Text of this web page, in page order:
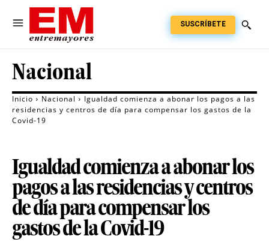
SUSCRÍBETE
Nacional
Inicio Nacional
Igualdad comienza a abonar los pagos a las
residencias y centros de día para compensar los gastos de la
Covid-19
Igualdad comienza a abonar los
pagos a las residencias y centros
de día para compensar los
gastos de la Covid-19